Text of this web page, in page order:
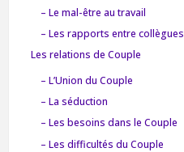
– Le mal-être au travail
– Les rapports entre collègues
Les relations de Couple
– L’Union du Couple
– La séduction
– Les besoins dans le Couple
– Les difficultés du Couple